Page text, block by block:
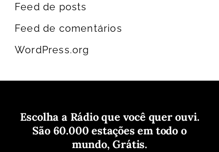
Feed de posts
Feed de comentários
WordPress.org
Escolha a Rádio que você quer ouvi.
São 60.000 estações em todo o
mundo, Grátis.